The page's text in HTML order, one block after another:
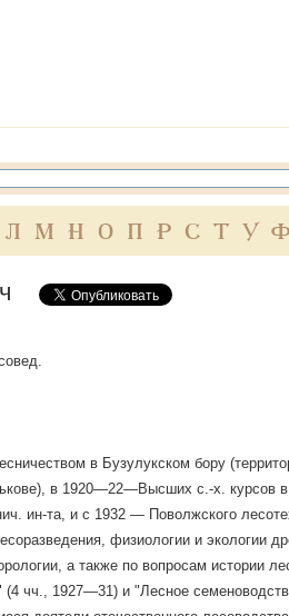
Л М Н О П Р С Т У Ф
в Бузулукском бору
в 1920—22—Высших с.-х. курсов
ин-та, и с 1932 — Поволжского
физиологии и экологии
а также по вопросам истории
(4 чч., 1927—31) и "Лесное